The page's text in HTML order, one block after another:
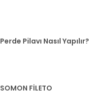
Perde Pilavı Nasıl Yapılır?
SOMON FİLETO